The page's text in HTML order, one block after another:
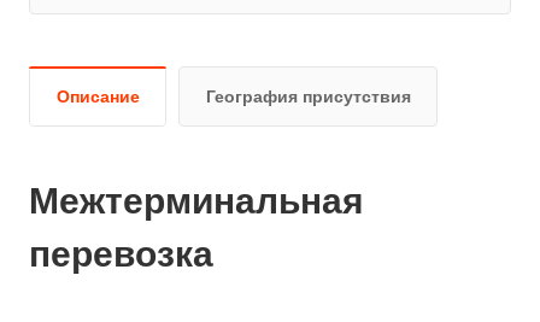
Описание География присутствия
Межтерминальная
перевозка